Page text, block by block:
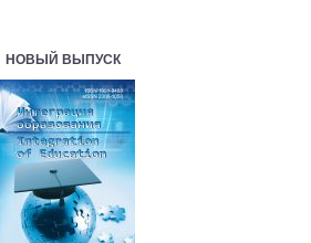
НОВЫЙ ВЫПУСК